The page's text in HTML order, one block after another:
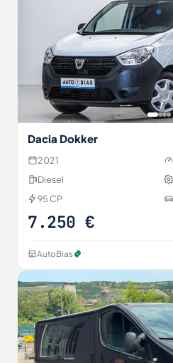
Dacia Dokker
2021
Diesel
95 CP
7.250 €
AutoBias